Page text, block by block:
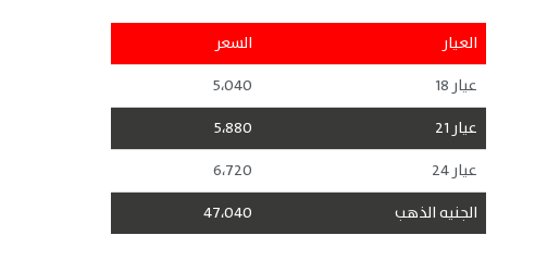
العيار
السعر
عيار 18
5،040
عيار 21
5،880
عيار 24
6،720
الجنيه الذهب
47،040